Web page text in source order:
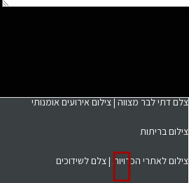
צלם דתי לבר מצווה | צילום אירועים אומנותי
צילום בריתות
צילום לאתרי הכרויות | צלם לשידוכים